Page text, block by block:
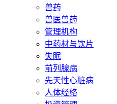
兽药
兽医兽药
管理机构
中药材与饮片
失眠
前列腺病
先天性心脏病
人体经络